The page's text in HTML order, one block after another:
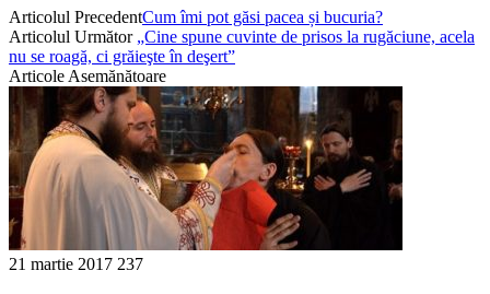
Articolul PrecedentCum îmi pot găsi pacea și bucuria?
Articolul Următor „Cine spune cuvinte de prisos la rugăciune, acela
nu se roagă, ci grăieşte în deşert”
Articole Asemănătoare
21 martie 2017 237